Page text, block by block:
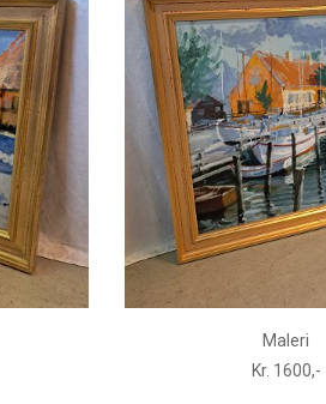
Maleri
Kr. 1600,-